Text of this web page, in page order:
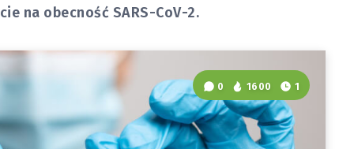
na obecność SARS-CoV-2.
0 1600 1